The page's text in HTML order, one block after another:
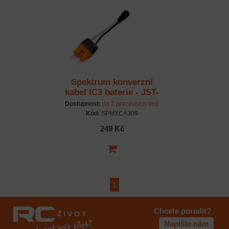
Spektrum konverzní
kabel IC3 baterie - JST-
PH přístroj
Dostupnost: do 2 pracovních dnů
Kód: SPMXCA309
249 Kč
1
Chcete poradit?
Napište nám